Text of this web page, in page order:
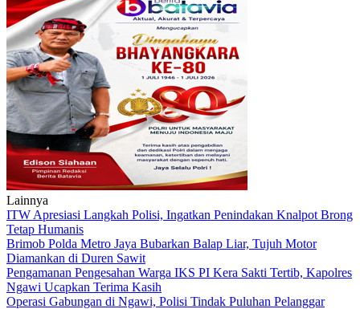
Lainnya
ITW Apresiasi Langkah Polisi, Ingatkan Penindakan Knalpot Brong
Tetap Humanis
Brimob Polda Metro Jaya Bubarkan Balap Liar, Tujuh Motor
Diamankan di Duren Sawit
Pengamanan Pengesahan Warga IKS PI Kera Sakti Tertib, Kapolres
Ngawi Ucapkan Terima Kasih
Operasi Gabungan di Ngawi, Polisi Tindak Puluhan Pelanggar